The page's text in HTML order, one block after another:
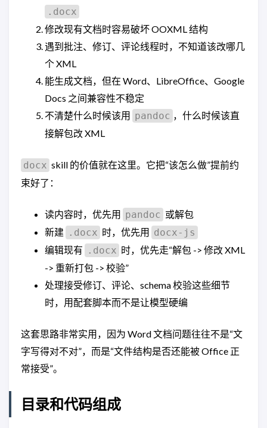
.docx
修改现有文档时容易破坏 OOXML 结构
遇到批注、修订、评论线程时，不知道该改哪几
个 XML
能生成文档，但在 Word、LibreOffice、Google
Docs 之间兼容性不稳定
不清楚什么时候该用 pandoc ，什么时候该直
接解包改 XML
docx skill 的价值就在这里。它把“该怎么做”提前约
束好了：
读内容时，优先用 pandoc 或解包
新建 .docx 时，优先用 docx-js
编辑现有
.docx 时，优先走“解包 -> 修改 XML
-> 重新打包 -> 校验”
处理接受修订、评论、schema 校验这些细节
时，用配套脚本而不是让模型硬编
这套思路非常实用，因为 Word 文档问题往往不是“文
字写得对不对”，而是“文件结构是否还能被 Office 正
常接受”。
目录和代码组成